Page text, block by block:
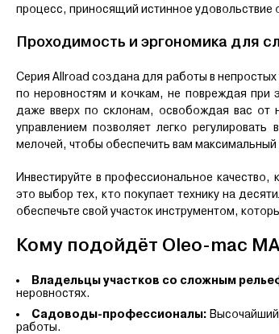
процесс, приносящий истинное удовольствие
Проходимость и эргономика для
Серия Allroad создана для работы в
по неровностям и кочкам, не повреждая при
даже вверх по склонам, освобождая вас от
управлением позволяет легко
мелочей, чтобы обеспечить вам
Инвестируйте в профессиональное
это выбор тех, кто покупает технику на
обеспечьте свой участок инструментом,
Кому подойдёт Oleo-mac
Владельцы участков со сложным
неровностях.
Садоводы-профессионалы:
работы.